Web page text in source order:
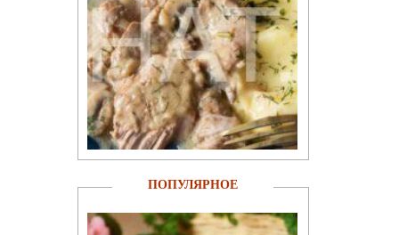
ПОПУЛЯРНОЕ